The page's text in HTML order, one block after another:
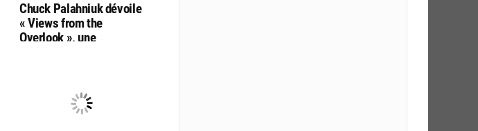
Chuck Palahniuk dévoile
« Views from the
Overlook », une